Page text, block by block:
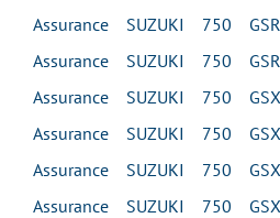
Assurance SUZUKI 750 GSR
Assurance SUZUKI 750 GSR
Assurance SUZUKI 750
Assurance SUZUKI 750 GSX
Assurance SUZUKI 750
Assurance SUZUKI 750